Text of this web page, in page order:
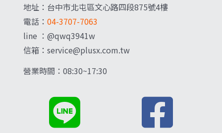
地址：台中市北屯區文心路四段875號4樓
電話： 04-3707-7063
line ：@qwq3941w
信箱：service@plusx.com.tw
營業時間：08:30~17:30